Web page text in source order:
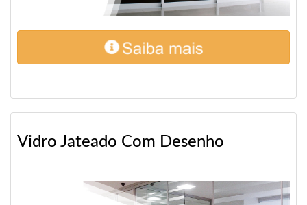
Vidro Jateado Com Desenho